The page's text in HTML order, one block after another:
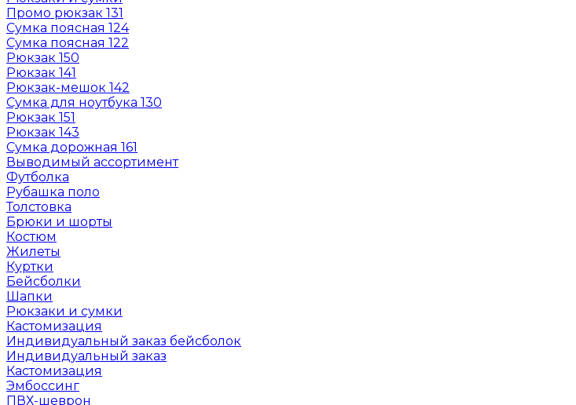
Промо рюкзак 131
Сумка поясная 124
Сумка поясная 122
Рюкзак 150
Рюкзак 141
Рюкзак-мешок 142
Сумка для ноутбука 130
Рюкзак 151
Рюкзак 143
Сумка дорожная 161
Выводимый ассортимент
Футболка
Рубашка поло
Толстовка
Брюки и шорты
Костюм
Жилеты
Куртки
Бейсболки
Шапки
Рюкзаки и сумки
Кастомизация
Индивидуальный заказ бейсболок
Индивидуальный заказ
Кастомизация
Эмбоссинг
ПВХ-шеврон